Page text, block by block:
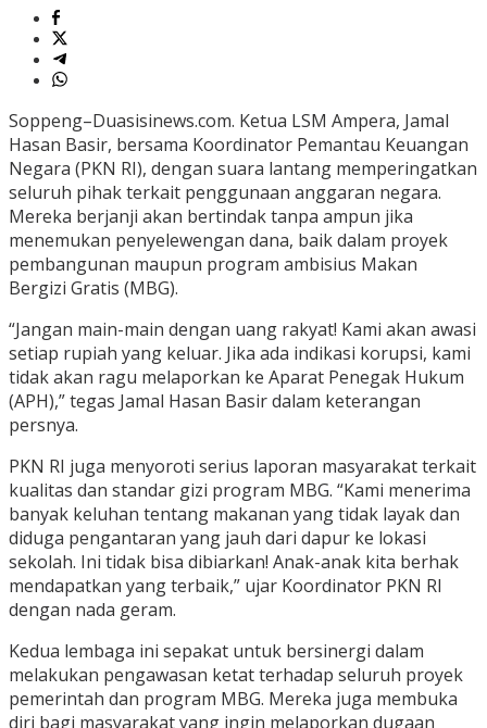
Soppeng–Duasisinews.com. Ketua LSM Ampera, Jamal
Hasan Basir, bersama Koordinator Pemantau Keuangan
Negara (PKN RI), dengan suara lantang memperingatkan
seluruh pihak terkait penggunaan anggaran negara.
Mereka berjanji akan bertindak tanpa ampun jika
menemukan penyelewengan dana, baik dalam proyek
pembangunan maupun program ambisius Makan
Bergizi Gratis (MBG).
“Jangan main-main dengan uang rakyat! Kami akan awasi
setiap rupiah yang keluar. Jika ada indikasi korupsi, kami
tidak akan ragu melaporkan ke Aparat Penegak Hukum
(APH),” tegas Jamal Hasan Basir dalam keterangan
persnya.
PKN RI juga menyoroti serius laporan masyarakat terkait
kualitas dan standar gizi program MBG. “Kami menerima
banyak keluhan tentang makanan yang tidak layak dan
diduga pengantaran yang jauh dari dapur ke lokasi
sekolah. Ini tidak bisa dibiarkan! Anak-anak kita berhak
mendapatkan yang terbaik,” ujar Koordinator PKN RI
dengan nada geram.
Kedua lembaga ini sepakat untuk bersinergi dalam
melakukan pengawasan ketat terhadap seluruh proyek
pemerintah dan program MBG. Mereka juga membuka
diri bagi masyarakat yang ingin melaporkan dugaan